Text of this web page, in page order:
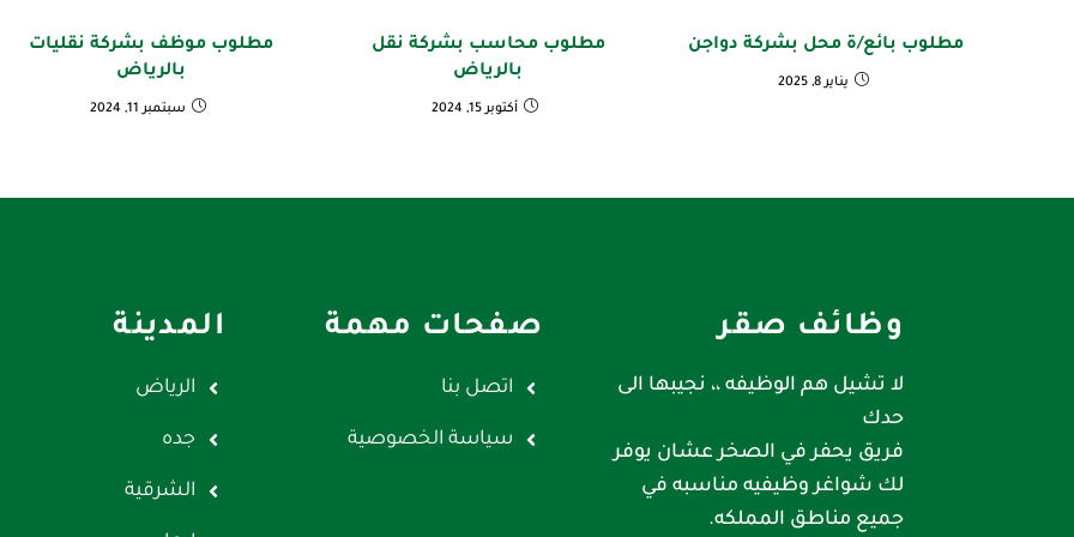
مطلوب موظف بشركة نقليات
بالرياض
سبتمبر 11, 2024
مطلوب محاسب بشركة نقل
بالرياض
أكتوبر 15, 2024
مطلوب بائع/ة محل بشركة دواجن
يناير 8, 2025
وظائف صقر
لا تشيل هم الوظيفه ،، نجيبها الى
حدك
فريق يحفر في الصخر عشان يوفر
لك شواغر وظيفيه مناسبه في
جميع مناطق المملكه.
صفحات مهمة
اتصل بنا
سياسة الخصوصية
المدينة
الرياض
جده
الشرقية